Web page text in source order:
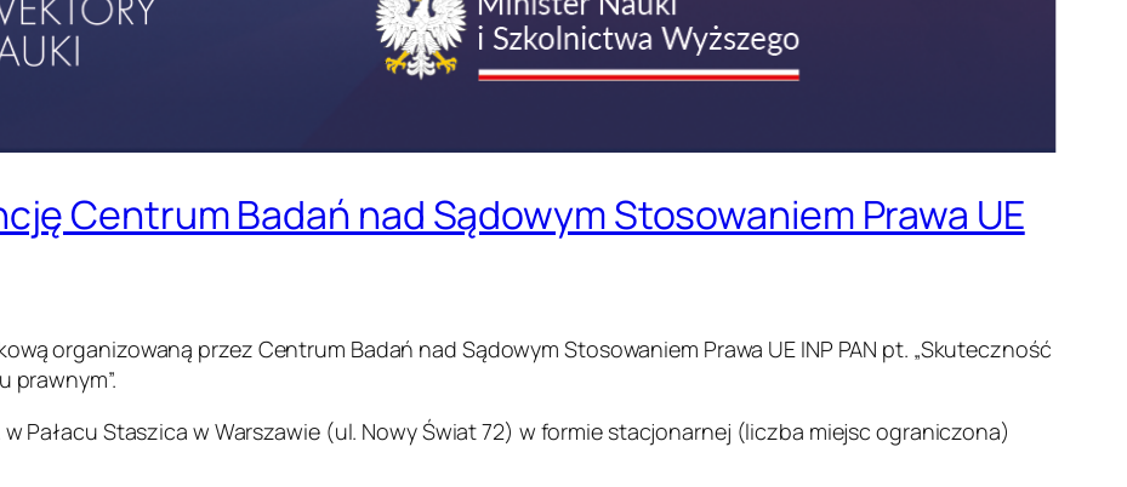
Centrum Badań nad Sądowym Stosowaniem Prawa UE
organizowaną przez Centrum Badań nad Sądowym Stosowaniem Prawa UE INP PAN pt. „Skuteczność
prawnym”.
Pałacu Staszica w Warszawie (ul. Nowy Świat 72) w formie stacjonarnej (liczba miejsc ograniczona)